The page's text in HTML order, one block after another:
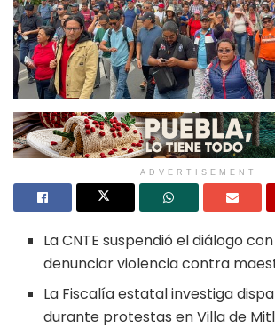
ADVERTISEMENT
La CNTE suspendió el diálogo
denunciar violencia contra
La Fiscalía estatal investiga
durante protestas en Villa de